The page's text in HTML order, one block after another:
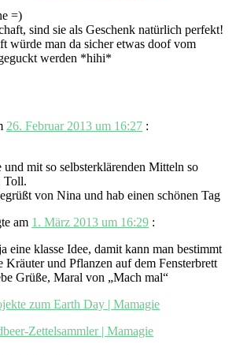
=)
sind sie als Geschenk natürlich perfekt!
würde man da sicher etwas doof vom
werden *hihi*
26. Februar 2013 um 16:27 :
und mit so selbsterklärenden Mitteln so
Toll.
von Nina und hab einen schönen Tag
am 1. März 2013 um 16:29 :
eine klasse Idee, damit kann man bestimmt
Kräuter und Pflanzen auf dem Fensterbrett
Grüße, Maral von „Mach mal“
zum Earth Day | Mamagie
Zettelsammler | Mamagie